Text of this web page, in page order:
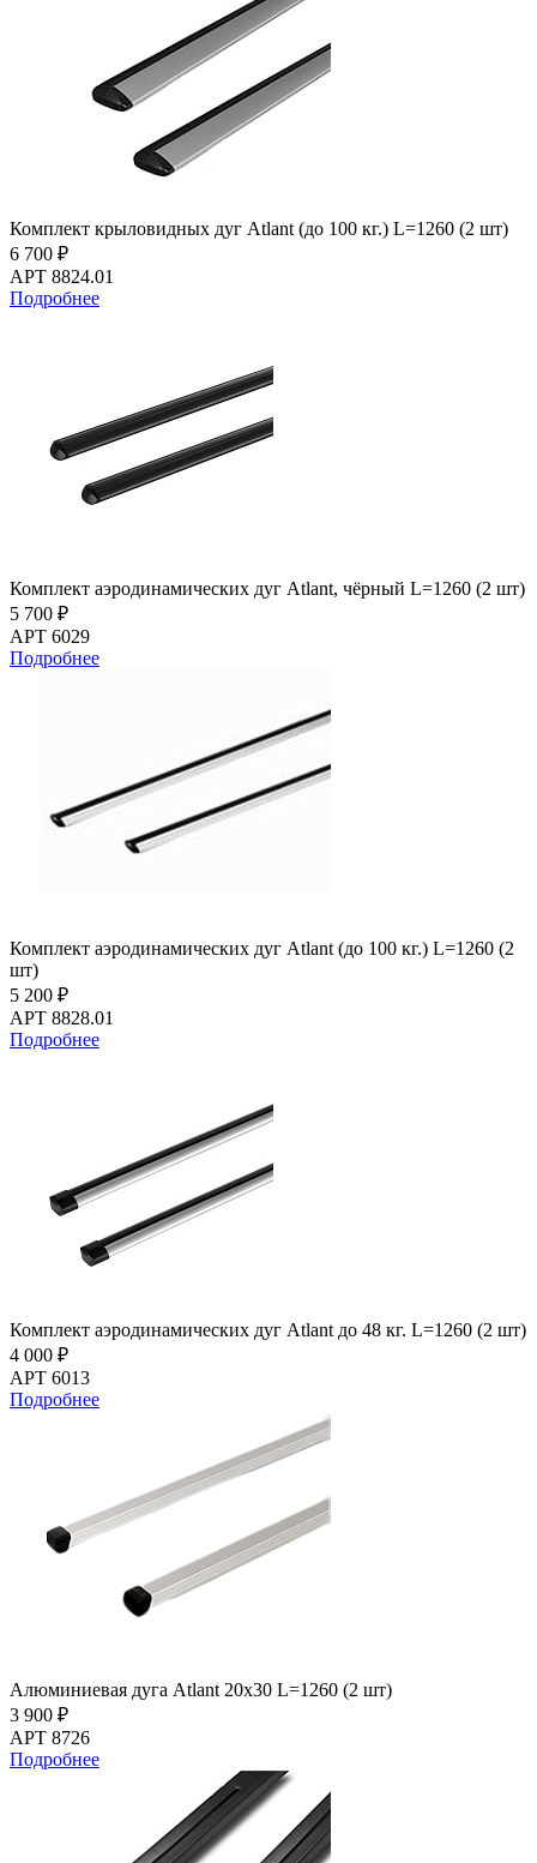
Комплект крыловидных дуг Atlant (до 100 кг.) L=1260 (2 шт)
6 700 ₽
АРТ 8824.01
Подробнее
Комплект аэродинамических дуг Atlant, чёрный L=1260 (2 шт)
5 700 ₽
АРТ 6029
Подробнее
Комплект аэродинамических дуг Atlant (до 100 кг.) L=1260 (2
шт)
5 200 ₽
АРТ 8828.01
Подробнее
Комплект аэродинамических дуг Atlant до 48 кг. L=1260 (2 шт)
4 000 ₽
АРТ 6013
Подробнее
Алюминиевая дуга Atlant 20х30 L=1260 (2 шт)
3 900 ₽
АРТ 8726
Подробнее